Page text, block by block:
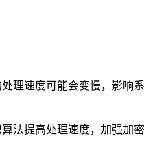
理速度可能会变慢，影响
法提高处理速度，加强加